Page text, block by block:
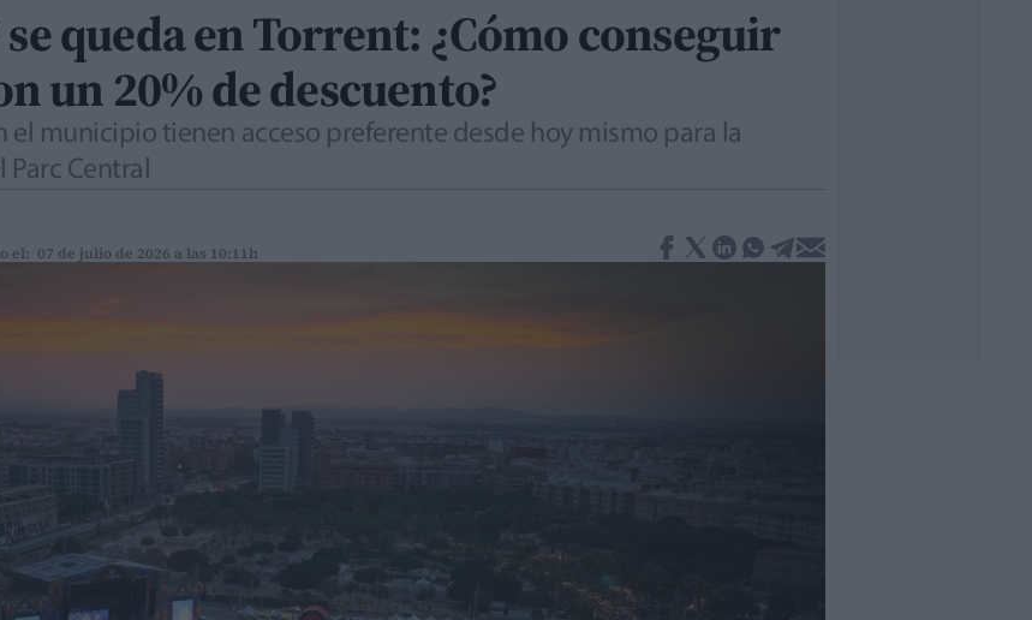
se queda en Torrent: ¿Cómo conseguir
un 20% de descuento?
el municipio tienen acceso preferente desde hoy mismo para la
Central
el: 07 de julio de 2026 a las 10:11h